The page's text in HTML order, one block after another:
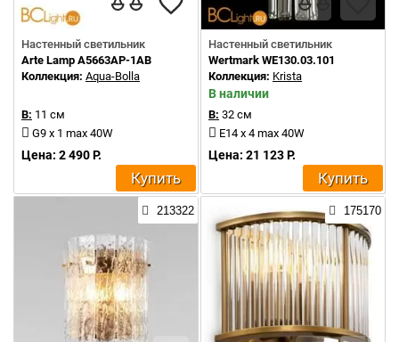
Настенный светильник
Arte Lamp A5663AP-1AB
Коллекция: Aqua-Bolla
В: 11 см
G9 x 1 max 40W
Цена: 2 490 Р.
Купить
Настенный светильник
Wertmark WE130.03.101
Коллекция: Krista
В наличии
В: 32 см
E14 x 4 max 40W
Цена: 21 123 Р.
Купить
213322 175170